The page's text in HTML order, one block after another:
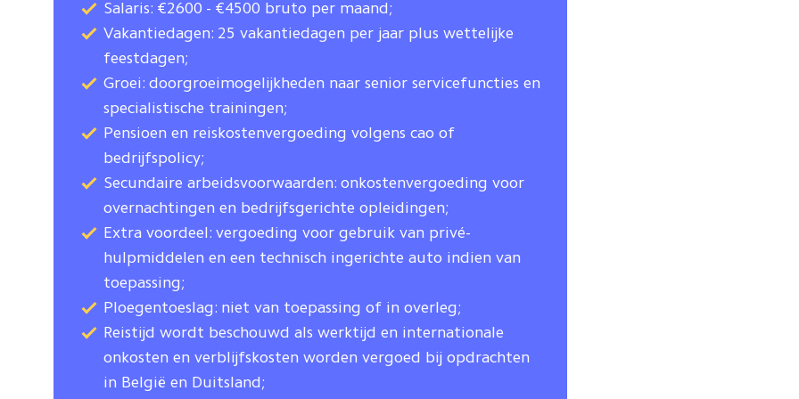
Salaris: €2600 - €4500 bruto per maand;
Vakantiedagen: 25 vakantiedagen per jaar plus wettelijke
feestdagen;
Groei: doorgroeimogelijkheden naar senior servicefuncties en
specialistische trainingen;
Pensioen en reiskostenvergoeding volgens cao of
bedrijfspolicy;
Secundaire arbeidsvoorwaarden: onkostenvergoeding voor
overnachtingen en bedrijfsgerichte opleidingen;
Extra voordeel: vergoeding voor gebruik van privé-
hulpmiddelen en een technisch ingerichte auto indien van
toepassing;
Ploegentoeslag: niet van toepassing of in overleg;
Reistijd wordt beschouwd als werktijd en internationale
onkosten en verblijfskosten worden vergoed bij opdrachten
in België en Duitsland;